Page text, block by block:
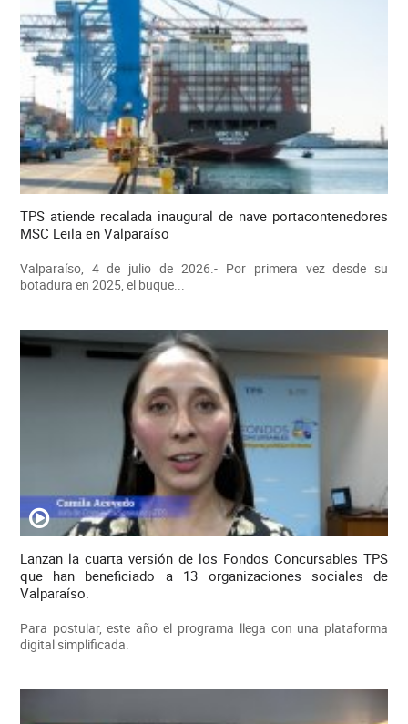
TPS atiende recalada inaugural de nave portacontenedores
MSC Leila en Valparaíso
Valparaíso, 4 de julio de 2026.- Por primera vez desde su
botadura en 2025, el buque...
Lanzan la cuarta versión de los Fondos Concursables TPS
que han beneficiado a 13 organizaciones sociales de
Valparaíso.
Para postular, este año el programa llega con una plataforma
digital simplificada.